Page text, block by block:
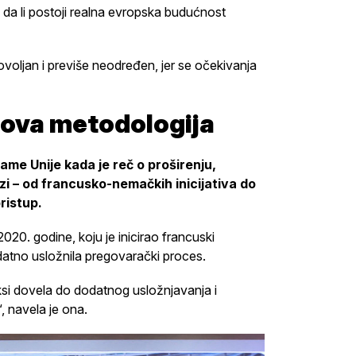
da li postoji realna evropska budućnost
i previše neodređen, jer se očekivanja
metodologija
Unije kada je reč o proširenju,
– od francusko-nemačkih inicijativa do
godine, koju je inicirao francuski
usložnila pregovarački proces.
dovela do dodatnog usložnjavanja i
navela je ona.